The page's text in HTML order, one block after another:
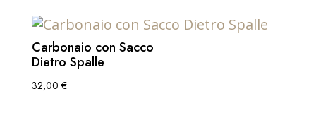
Carbonaio con Sacco
Dietro Spalle
32,00 €